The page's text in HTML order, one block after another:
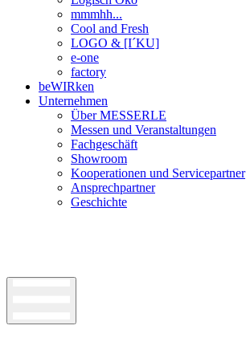
mmmhh...
Cool and Fresh
LOGO & [I´KU]
e-one
factory
beWIRken
Unternehmen
Über MESSERLE
Messen und Veranstaltungen
Fachgeschäft
Showroom
Kooperationen und Servicepartner
Ansprechpartner
Geschichte